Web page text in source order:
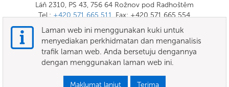
Láň 2310, PS 43, 756 64 Rožnov pod Radhoštěm
Tel.:+420 571 665 511, Fax: +420 571 665 554
E-mail: info@combionline.com
OnlineMenu
TERMA DAN SYARAT
Laman web ini menggunakan kuki untuk
menyediakan perkhidmatan dan menganalisis
trafik laman web. Anda bersetuju dengannya
dengan menggunakan laman web ini.
Maklumat lanjut Terima